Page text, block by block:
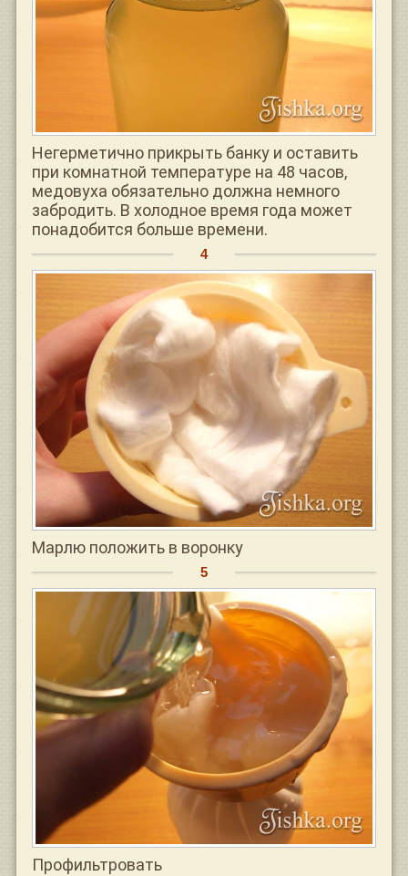
Негерметично прикрыть банку и оставить
при комнатной температуре на 48 часов,
медовуха обязательно должна немного
забродить. В холодное время года может
понадобится больше времени.
Марлю положить в воронку
Профильтровать